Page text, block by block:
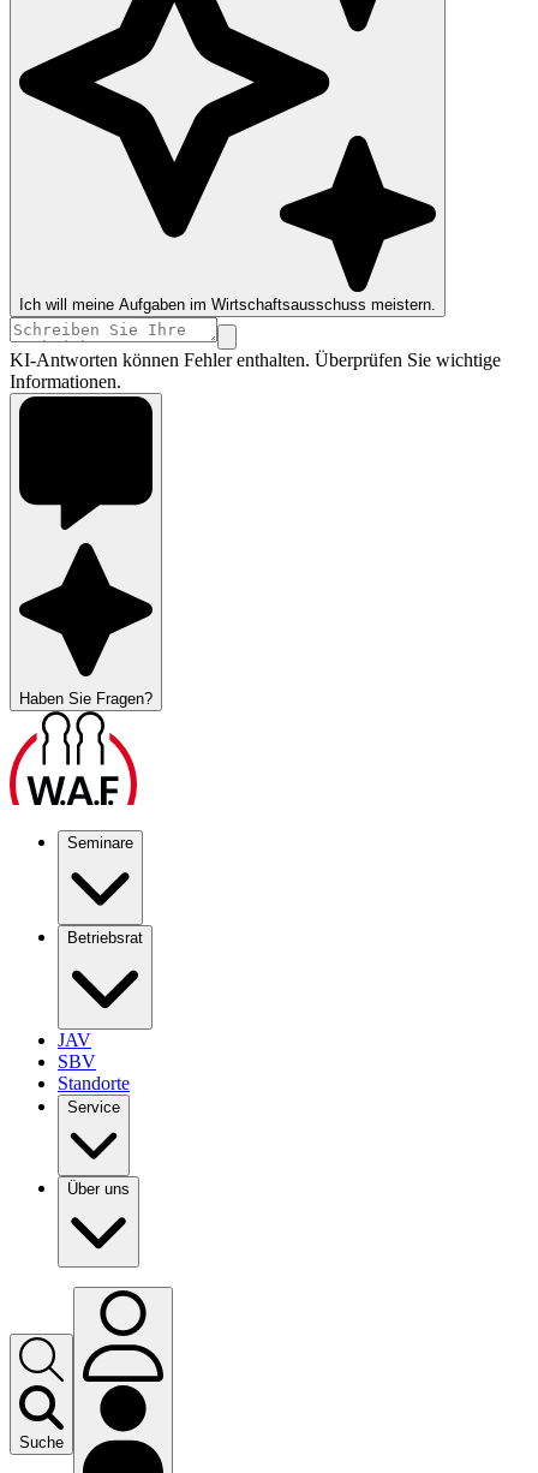
Ich will meine Aufgaben im Wirtschaftsausschuss meistern.
KI-Antworten können Fehler enthalten. Überprüfen Sie wichtige
Informationen.
Haben Sie Fragen?
Seminare
Betriebsrat
JAV
SBV
Standorte
Service
Über uns
Suche